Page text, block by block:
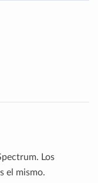
Los
el mismo.